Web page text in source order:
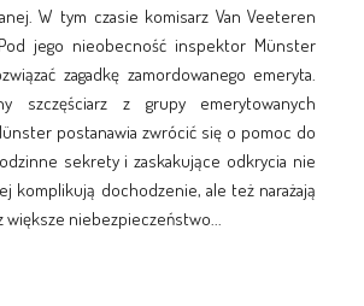
W tym czasie komisarz Van Veeteren
jego nieobecność inspektor Münster
zagadkę zamordowanego emeryta.
szczęściarz z grupy emerytowanych
postanawia zwrócić się o pomoc do
sekrety i zaskakujące odkrycia nie
komplikują dochodzenie, ale też narażają
niebezpieczeństwo...